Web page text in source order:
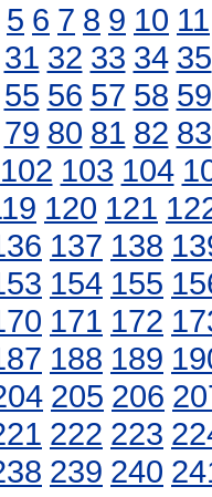
5 6 7 8 9 10 11
31 32 33 34 35
55 56 57 58 59
79 80 81 82 83
102 103 104
120 121
137 138
154 155
171 172
188 189
205 206
222 223
239 240